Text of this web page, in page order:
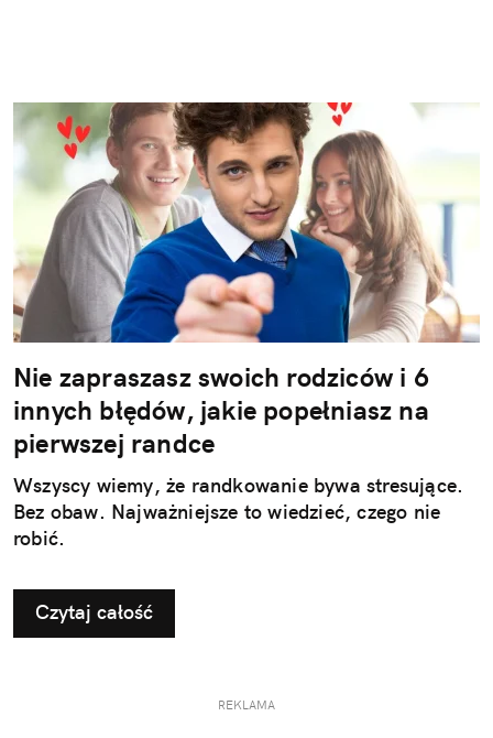
Nie zapraszasz swoich rodziców i 6
innych błędów, jakie popełniasz na
pierwszej randce
Wszyscy wiemy, że randkowanie bywa stresujące.
Bez obaw. Najważniejsze to wiedzieć, czego nie
robić.
Czytaj całość
REKLAMA